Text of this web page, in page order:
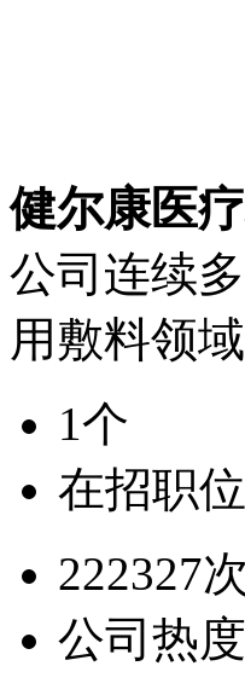
健尔康医
公司连续
用敷料领
1个
在招职位
222327次
公司热度